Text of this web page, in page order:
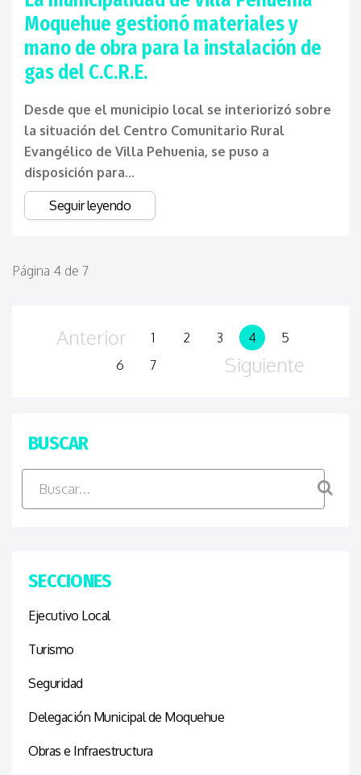
Moquehue gestionó materiales y
mano de obra para la instalación de
gas del C.C.R.E.
Desde que el municipio local se interiorizó sobre
la situación del Centro Comunitario Rural
Evangélico de Villa Pehuenia, se puso a
disposición para...
Seguir leyendo
Página 4 de 7
Anterior 1 2 3 4
5
6
7 Siguiente
BUSCAR
SECCIONES
Ejecutivo Local
Turismo
Seguridad
Delegación Municipal de Moquehue
Obras e Infraestructura